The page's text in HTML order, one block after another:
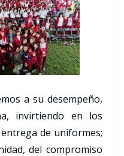
a su desempeño,
invirtiendo en los
de uniformes;
del compromiso